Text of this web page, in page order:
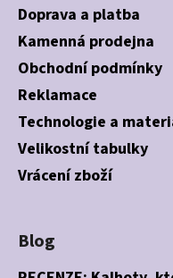
Doprava a platba
Kamenná prodejna
Obchodní podmínky
Reklamace
Technologie a
Velikostní tabulky
Vrácení zboží
Blog